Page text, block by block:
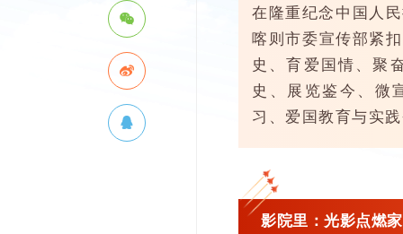
在隆重纪念中国人
喀则市委宣传部紧
史、育爱国情、聚
史、展览鉴今、微
习、爱国教育与实
影院里：光影点燃